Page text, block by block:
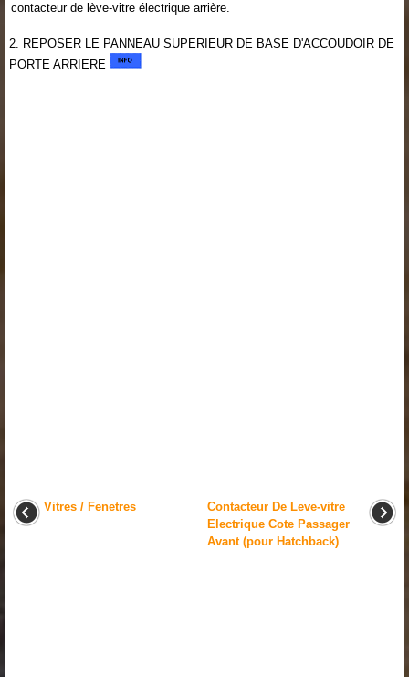
contacteur de lève-vitre électrique arrière.
2. REPOSER LE PANNEAU SUPERIEUR DE BASE D'ACCOUDOIR DE
PORTE ARRIERE
Vitres / Fenetres
Contacteur De Leve-vitre
Electrique Cote Passager
Avant (pour Hatchback)